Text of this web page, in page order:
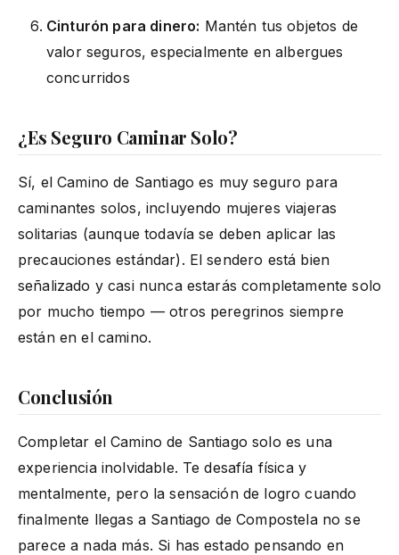
Cinturón para dinero: Mantén tus objetos de
valor seguros, especialmente en albergues
concurridos
¿Es Seguro Caminar Solo?
Sí, el Camino de Santiago es muy seguro para
caminantes solos, incluyendo mujeres viajeras
solitarias (aunque todavía se deben aplicar las
precauciones estándar). El sendero está bien
señalizado y casi nunca estarás completamente solo
por mucho tiempo — otros peregrinos siempre
están en el camino.
Conclusión
Completar el Camino de Santiago solo es una
experiencia inolvidable. Te desafía física y
mentalmente, pero la sensación de logro cuando
finalmente llegas a Santiago de Compostela no se
parece a nada más. Si has estado pensando en